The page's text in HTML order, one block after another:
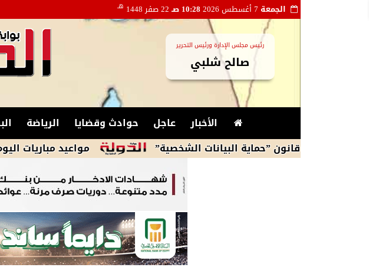
الجمعة 10:28 صـ 22 صفر 1448 هـ
رئيس مجلس الإدارة ورئيس التحرير
صالح شلبي
الأخبار عاجل حوادث وقضايا الرياضة
مواعيد مباريات اليوم الجمعة 7 أغسطس 2026.. بايرن ميونخ في مواجهة أستون فيلا قانون ”حماية البيانات الشخصية”